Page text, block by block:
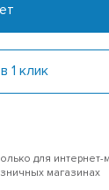
1 клик
для
магазинах